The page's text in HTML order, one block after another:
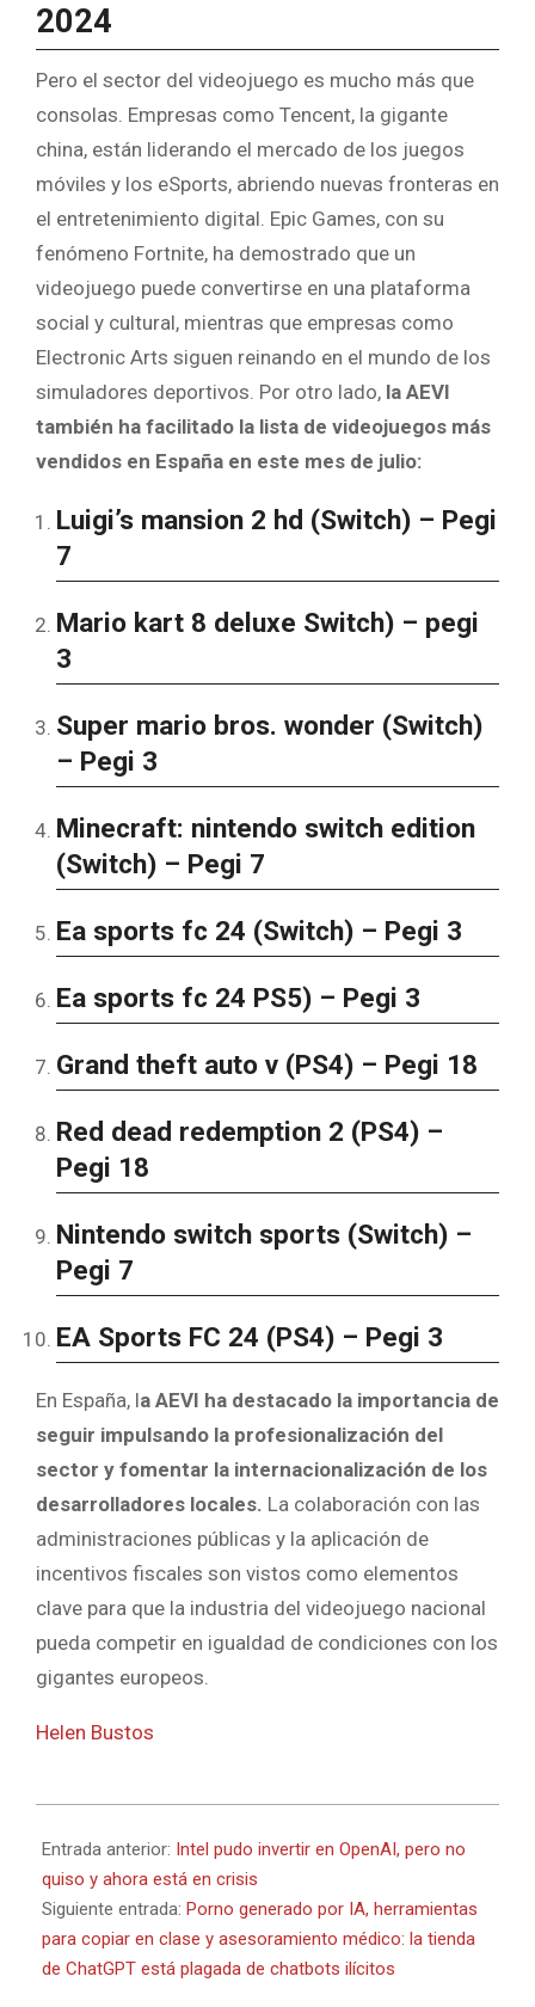
2024
Pero el sector del videojuego es mucho más que
consolas. Empresas como Tencent, la gigante
china, están liderando el mercado de los juegos
móviles y los eSports, abriendo nuevas fronteras en
el entretenimiento digital. Epic Games, con su
fenómeno Fortnite, ha demostrado que un
videojuego puede convertirse en una plataforma
social y cultural, mientras que empresas como
Electronic Arts siguen reinando en el mundo de los
simuladores deportivos. Por otro lado, la AEVI
también ha facilitado la lista de videojuegos más
vendidos en España en este mes de julio:
Luigi’s mansion 2 hd (Switch) – Pegi
7
Mario kart 8 deluxe Switch) – pegi
3
Super mario bros. wonder (Switch)
– Pegi 3
Minecraft: nintendo switch edition
(Switch) – Pegi 7
Ea sports fc 24 (Switch) – Pegi 3
Ea sports fc 24 PS5) – Pegi 3
Grand theft auto v (PS4) – Pegi 18
Red dead redemption 2 (PS4) –
Pegi 18
Nintendo switch sports (Switch) –
Pegi 7
EA Sports FC 24 (PS4) – Pegi 3
En España, la AEVI ha destacado la importancia de
seguir impulsando la profesionalización del
sector y fomentar la internacionalización de los
desarrolladores locales. La colaboración con las
administraciones públicas y la aplicación de
incentivos fiscales son vistos como elementos
clave para que la industria del videojuego nacional
pueda competir en igualdad de condiciones con los
gigantes europeos.
Helen Bustos
09-
18
Entrada anterior: Intel pudo invertir en OpenAI, pero no
quiso y ahora está en crisis
Siguiente entrada: Porno generado por IA, herramientas
para copiar en clase y asesoramiento médico: la tienda
de ChatGPT está plagada de chatbots ilícitos